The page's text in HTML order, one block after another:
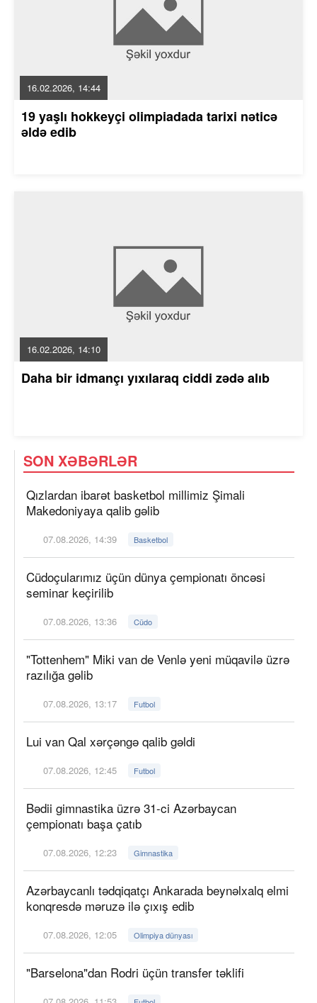
16.02.2026, 14:44
19 yaşlı hokkeyçi olimpiadada tarixi nəticə
əldə edib
16.02.2026, 14:10
Daha bir idmançı yıxılaraq ciddi zədə alıb
SON XƏBƏRLƏR
Qızlardan ibarət basketbol millimiz Şimali
Makedoniyaya qalib gəlib
07.08.2026, 14:39 Basketbol
Cüdoçularımız üçün dünya çempionatı öncəsi
seminar keçirilib
07.08.2026, 13:36 Cüdo
"Tottenhem" Miki van de Venlə yeni müqavilə üzrə
razılığa gəlib
07.08.2026, 13:17 Futbol
Lui van Qal xərçəngə qalib gəldi
07.08.2026, 12:45 Futbol
Bədii gimnastika üzrə 31-ci Azərbaycan
çempionatı başa çatıb
07.08.2026, 12:23 Gimnastika
Azərbaycanlı tədqiqatçı Ankarada beynəlxalq elmi
konqresdə məruzə ilə çıxış edib
07.08.2026, 12:05 Olimpiya dünyası
"Barselona"dan Rodri üçün transfer təklifi